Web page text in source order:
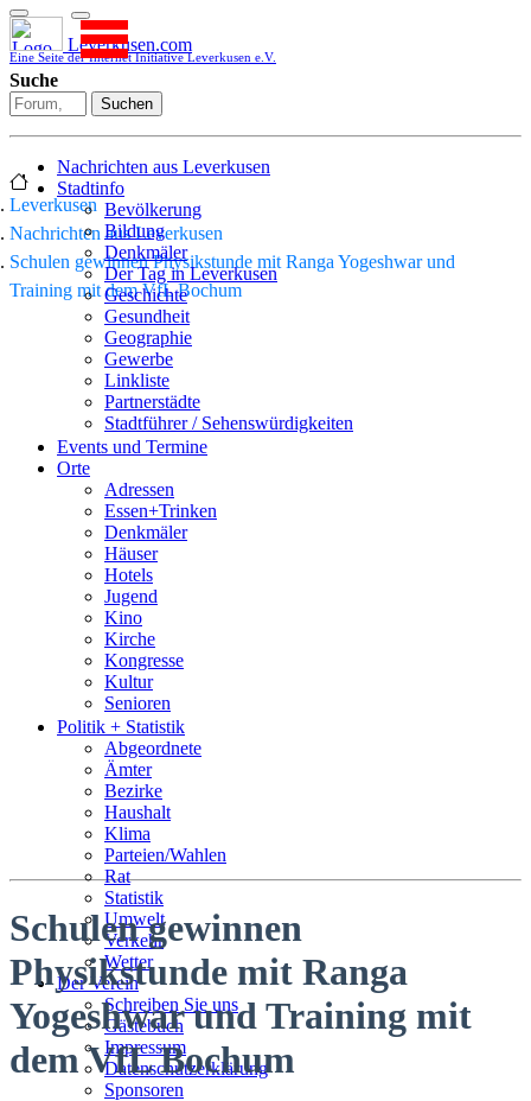
Leverkusen.com
Eine Seite der Internet Initiative Leverkusen e.V.
Suche
Suchen
Nachrichten aus Leverkusen
Stadtinfo
Bevölkerung
Bildung
Denkmäler
Der Tag in Leverkusen
Geschichte
Gesundheit
Geographie
Gewerbe
Linkliste
Partnerstädte
Stadtführer / Sehenswürdigkeiten
Stadtplan
Sport
Who is who
Wohnen
Events und Termine
Orte
Adressen
Essen+Trinken
Denkmäler
Häuser
Hotels
Jugend
Kino
Kirche
Kongresse
Kultur
Senioren
Stadtführer
Straßen
Politik + Statistik
Abgeordnete
Ämter
Bezirke
Haushalt
Klima
Parteien/Wahlen
Rat
Statistik
Umwelt
Verkehr
Wetter
Der Verein
Schreiben Sie uns
Gästebuch
Impressum
Datenschutzerklärung
Sponsoren
Leverkusen
Nachrichten aus Leverkusen
Schulen gewinnen Physikstunde mit Ranga Yogeshwar und
Training mit dem VfL Bochum
Schulen gewinnen
Physikstunde mit Ranga
Yogeshwar und Training mit
dem VfL Bochum